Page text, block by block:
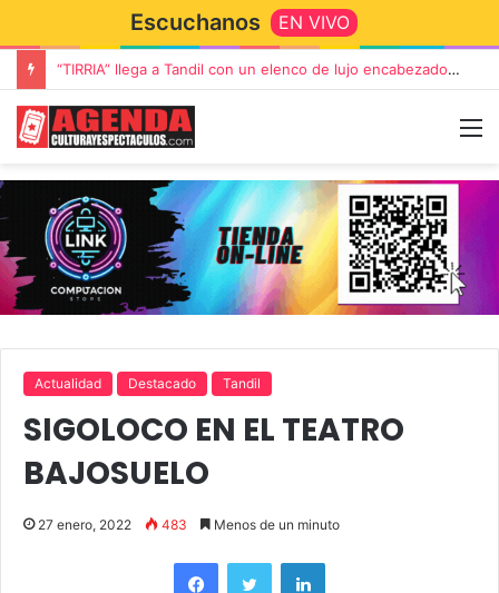
Escuchanos EN VIVO
“TIRRIA” llega a Tandil con un elenco de lujo encabezado por Capusotto, Spregelburd y Stefani
Actualidad Destacado Tandil
SIGOLOCO EN EL TEATRO
BAJOSUELO
27 enero, 2022 483 Menos de un minuto